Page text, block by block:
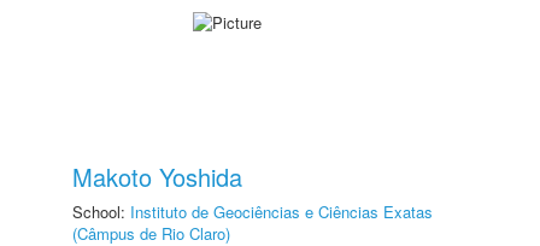
Makoto Yoshida
School: Instituto de Geociências e Ciências Exatas
(Câmpus de Rio Claro)